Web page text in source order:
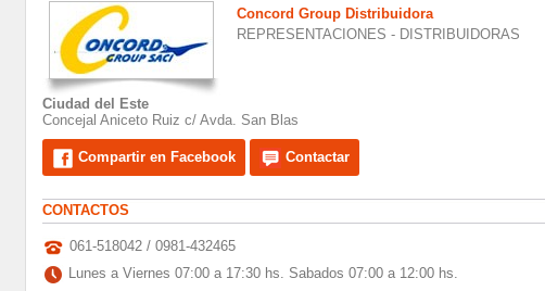
Concord Group Distribuidora
REPRESENTACIONES - DISTRIBUIDORAS
Ciudad del Este
Concejal Aniceto Ruiz c/ Avda. San Blas
Compartir en Facebook Contactar
CONTACTOS
061-518042 / 0981-432465
Lunes a Viernes 07:00 a 17:30 hs. Sabados 07:00 a 12:00 hs.